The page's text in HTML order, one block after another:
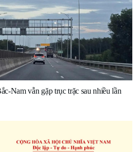
Nam vẫn gặp trục trặc sau nhiều lần